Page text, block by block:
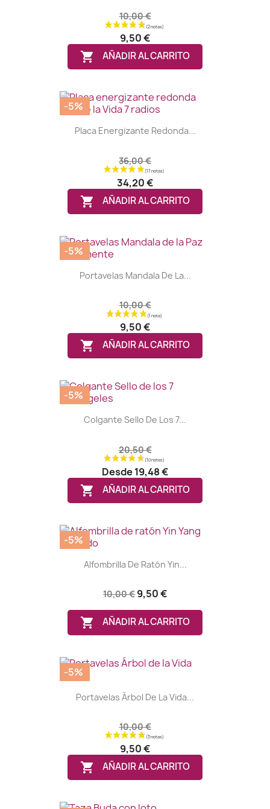
10,00 €
9,50 €
 AÑADIR AL CARRITO
Placa Energizante Redonda...
36,00 €
34,20 €
 AÑADIR AL CARRITO
-5%
Portavelas Mandala De La...
10,00 €
9,50 €
 AÑADIR AL CARRITO
-5%
Colgante Sello De Los 7...
20,50 €
Desde19,48 €
 AÑADIR AL CARRITO
-5%
Alfombrilla De Ratón Yin...
10,00 € 9,50 €
 AÑADIR AL CARRITO
-5%
Portavelas Árbol De La Vida...
10,00 €
9,50 €
 AÑADIR AL CARRITO
-5%